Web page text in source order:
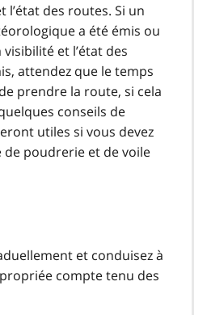
des routes. Si un
a été émis ou
et l’état des
attendez que le temps
prendre la route, si cela
conseils de
utiles si vous devez
poudrerie et de voile
et conduisez à
compte tenu des